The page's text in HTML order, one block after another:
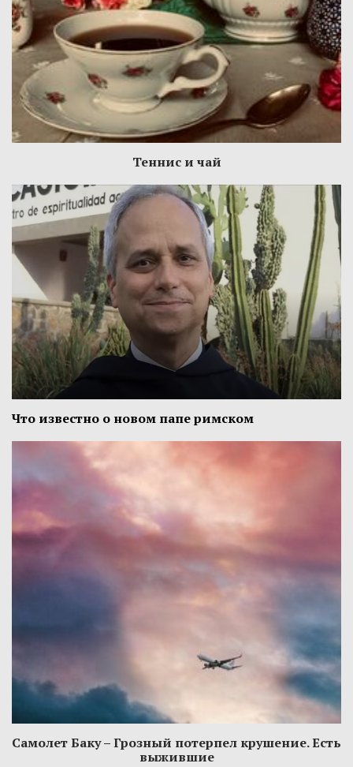
Теннис и чай
Что известно о новом папе римском
Самолет Баку – Грозный потерпел крушение. Есть
выжившие